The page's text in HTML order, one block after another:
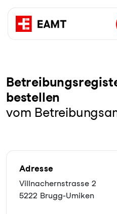
bestellen
vom
Adresse
Villnachernstrasse 2
5222 Brugg-Umiken